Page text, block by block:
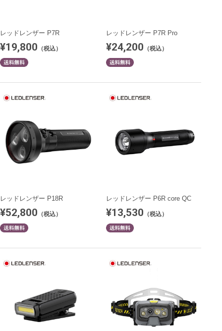
レッドレンザー P7R
¥19,800 （税込）
レッドレンザー P7R Pro
¥24,200 （税込）
レッドレンザー P18R
¥52,800 （税込）
レッドレンザー P6R core QC
¥13,530 （税込）